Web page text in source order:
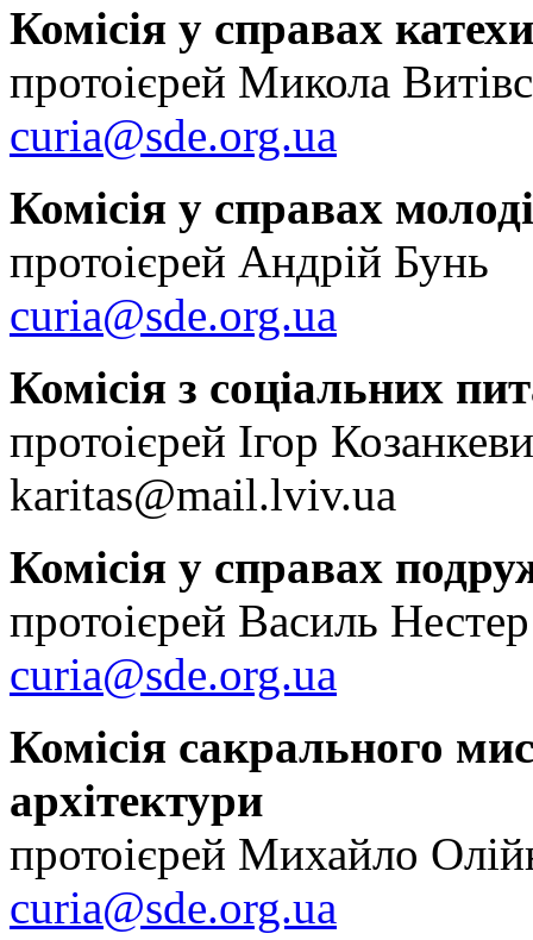
Комісія у справах
протоієрей Микола
curia@sde.org.ua
Комісія у справах молоді
протоієрей Андрій Бунь
curia@sde.org.ua
Комісія з соціальних
протоієрей Ігор
karitas@mail.lviv.ua
Комісія у справах
протоієрей Василь Нестер
curia@sde.org.ua
Комісія сакрального
архітектури
протоієрей Михайло
curia@sde.org.ua